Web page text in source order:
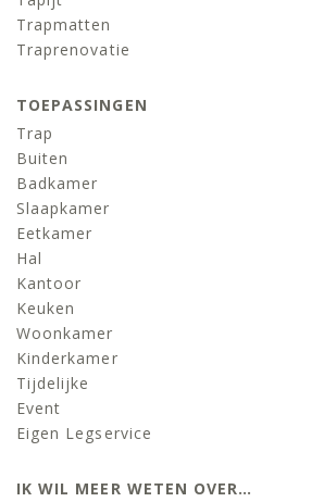
Trapmatten
Traprenovatie
TOEPASSINGEN
Trap
Buiten
Badkamer
Slaapkamer
Eetkamer
Hal
Kantoor
Keuken
Woonkamer
Kinderkamer
Tijdelijke
Event
Eigen Legservice
IK WIL MEER WETEN OVER…